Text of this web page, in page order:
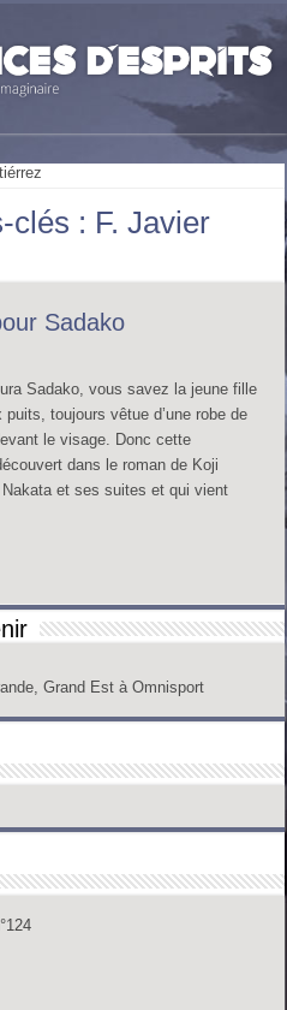
clés : F. Javier
Sadako
Sadako, vous savez la jeune fille
toujours vêtue d’une robe de
le visage. Donc cette
dans le roman de Koji
Nakata et ses suites et qui vient
Grand Est à Omnisport